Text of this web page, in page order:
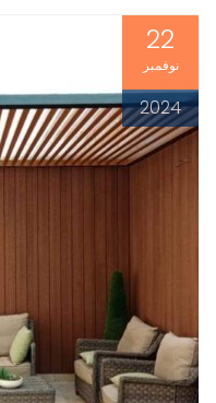
22
نوفمبر
2024